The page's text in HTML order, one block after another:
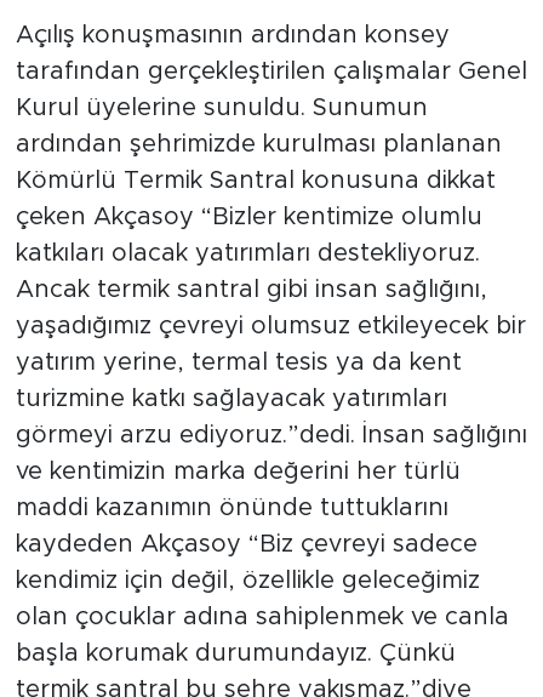
Açılış konuşmasının ardından konsey
tarafından gerçekleştirilen çalışmalar Genel
Kurul üyelerine sunuldu. Sunumun
ardından şehrimizde kurulması planlanan
Kömürlü Termik Santral konusuna dikkat
çeken Akçasoy “Bizler kentimize olumlu
katkıları olacak yatırımları destekliyoruz.
Ancak termik santral gibi insan sağlığını,
yaşadığımız çevreyi olumsuz etkileyecek bir
yatırım yerine, termal tesis ya da kent
turizmine katkı sağlayacak yatırımları
görmeyi arzu ediyoruz.”dedi. İnsan sağlığını
ve kentimizin marka değerini her türlü
maddi kazanımın önünde tuttuklarını
kaydeden Akçasoy “Biz çevreyi sadece
kendimiz için değil, özellikle geleceğimiz
olan çocuklar adına sahiplenmek ve canla
başla korumak durumundayız. Çünkü
termik santral bu şehre yakışmaz.”diye